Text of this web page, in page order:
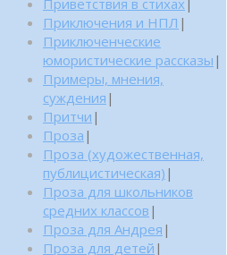
Приветствия в стихах
Приключения и НПЛ |
Приключенческие
юмористические рассказы |
Примеры, мнения,
суждения |
Притчи |
Проза |
Проза (художественная,
публицистическая) |
Проза для школьников
средних классов |
Проза для Андрея |
Проза для детей |